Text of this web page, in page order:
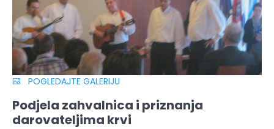
POGLEDAJTE GALERIJU
Podjela zahvalnica i priznanja
darovateljima krvi